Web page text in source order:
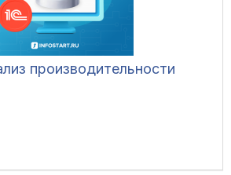
производительности